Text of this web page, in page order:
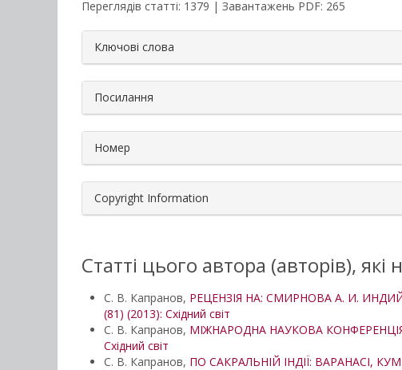
Переглядів статті: 1379 | Завантажень PDF: 265
Ключові слова
Посилання
Номер
Copyright Information
Статті цього автора (авторів),
С. В. Капранов, РЕЦЕНЗІЯ НА: СМИРНОВА А. И.
(81) (2013): Східний світ
С. В. Капранов, МІЖНАРОДНА НАУКОВА
Східний світ
С. В. Капранов, ПО САКРАЛЬНІЙ ІНДІЇ: ВАРАНАСІ,